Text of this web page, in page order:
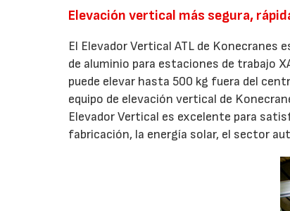
Elevación vertical más segura,
El Elevador Vertical ATL de
de aluminio para estaciones de trabajo
puede elevar hasta 500 kg fuera del
equipo de elevación vertical de
Elevador Vertical es excelente para
fabricación, la energía solar, el sector